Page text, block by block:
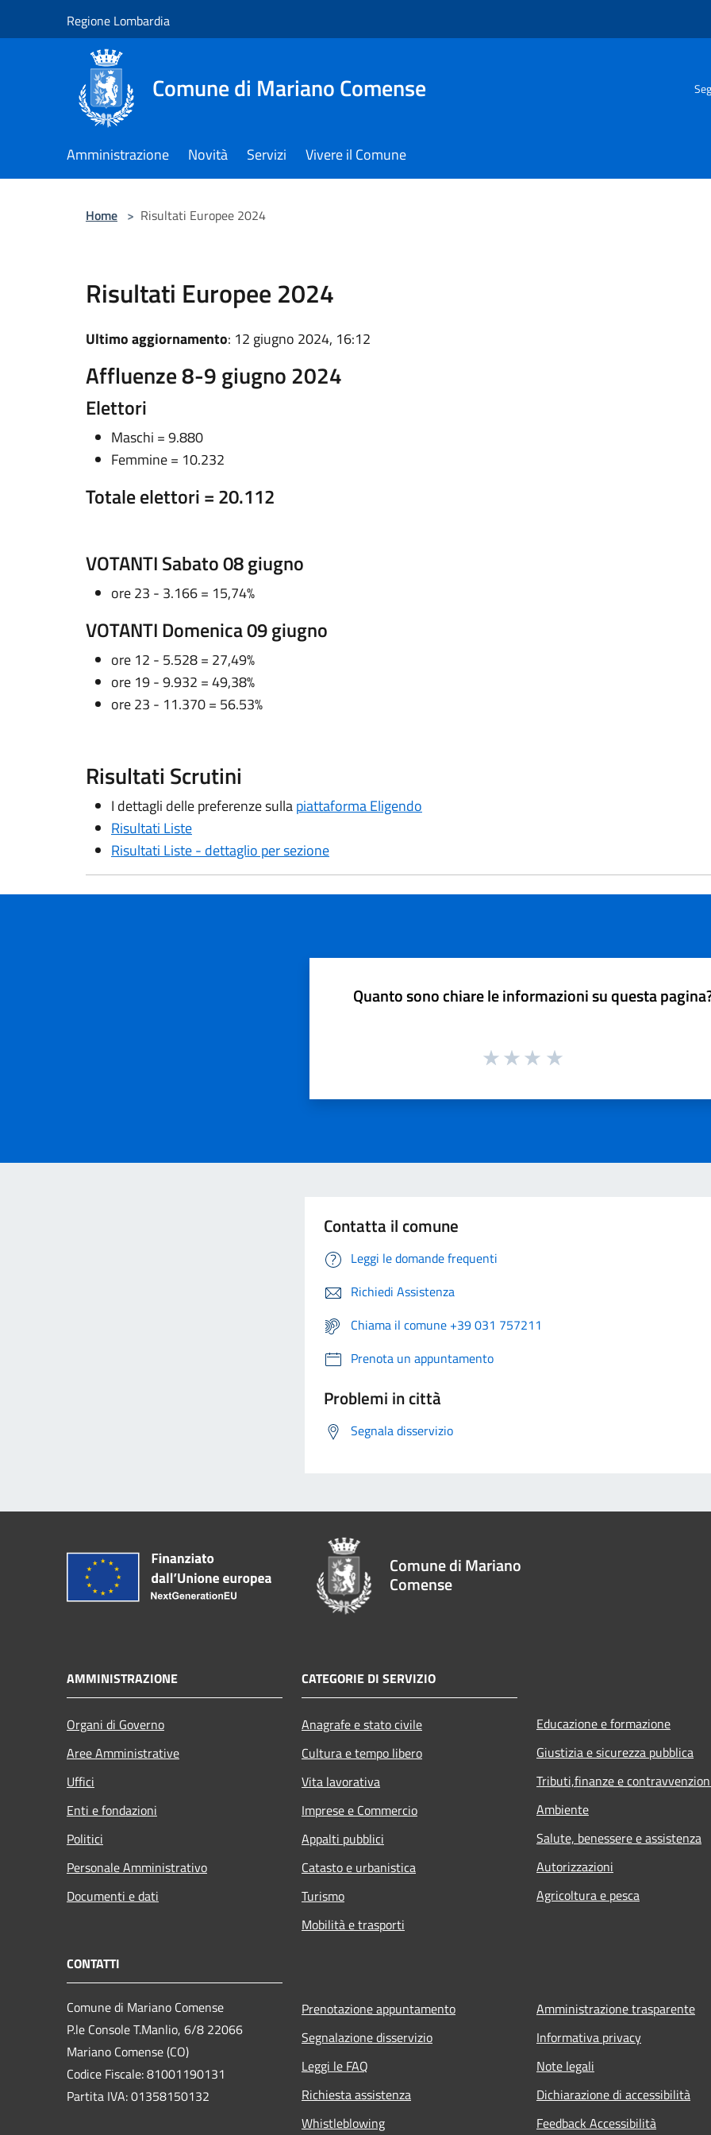
Regione Lombardia
Comune di Mariano Comense
Amministrazione Novità Servizi Vivere il Comune
Home > Risultati Europee 2024
Risultati Europee 2024
Ultimo aggiornamento: 12 giugno 2024, 16:12
Affluenze 8-9 giugno 2024
Elettori
Maschi = 9.880
Femmine = 10.232
Totale elettori = 20.112
VOTANTI Sabato 08 giugno
ore 23 - 3.166 = 15,74%
VOTANTI Domenica 09 giugno
ore 12 - 5.528 = 27,49%
ore 19 - 9.932 = 49,38%
ore 23 - 11.370 = 56.53%
Risultati Scrutini
I dettagli delle preferenze sullapiattaforma Eligendo
Risultati Liste
Risultati Liste - dettaglio per sezione
Quanto sono chiare le informazioni su questa
Contatta il comune
Leggi le domande frequenti
Richiedi Assistenza
Chiama il comune +39 031 757211
Prenota un appuntamento
Problemi in città
Segnala disservizio
Comune di Mariano
Comense
AMMINISTRAZIONE
Organi di Governo
Aree Amministrative
Uffici
Enti e fondazioni
Politici
Personale Amministrativo
Documenti e dati
CATEGORIE DI SERVIZIO
Anagrafe e stato civile
Cultura e tempo libero
Vita lavorativa
Imprese e Commercio
Appalti pubblici
Catasto e urbanistica
Turismo
Mobilità e trasporti
Educazione e formazione
Giustizia e sicurezza pubblica
Tributi,finanze e
Ambiente
Salute, benessere e assistenza
Autorizzazioni
Agricoltura e pesca
CONTATTI
Comune di Mariano Comense
P.le Console T.Manlio, 6/8 22066
Mariano Comense (CO)
Codice Fiscale: 81001190131
Partita IVA: 01358150132
Prenotazione appuntamento
Segnalazione disservizio
Leggi le FAQ
Richiesta assistenza
Whistleblowing
Amministrazione trasparente
Informativa privacy
Note legali
Dichiarazione di accessibilità
Feedback Accessibilità